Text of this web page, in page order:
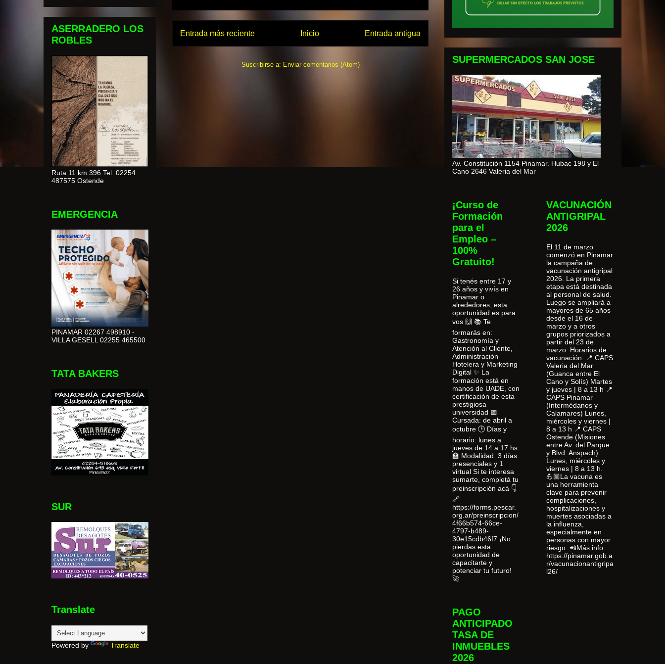
Entrada más reciente Entrada antigua
Inicio
Suscribirse a: Enviar comentarios (Atom)
ASERRADERO LOS
ROBLES
Ruta 11 km 396 Tel: 02254
487575 Ostende
EMERGENCIA
PINAMAR 02267 498910 -
VILLA GESELL 02255 465500
TATA BAKERS
SUR
Translate
Powered by Translate
SUPERMERCADOS SAN JOSE
Av. Constitución 1154 Pinamar. Hubac 198 y El
Cano 2646 Valeria del Mar
¡Curso de
Formación
para el
Empleo –
100%
Gratuito!
Si tenés entre 17 y
26 años y vivís en
Pinamar o
alrededores, esta
oportunidad es para
vos 🙌 📚 Te
formarás en:
Gastronomía y
Atención al Cliente,
Administración
Hotelera y Marketing
Digital ✨ La
formación está en
manos de UADE, con
certificación de esta
prestigiosa
universidad 📅
Cursada: de abril a
octubre 🕒 Días y
horario: lunes a
jueves de 14 a 17 hs
🏫 Modalidad: 3 días
presenciales y 1
virtual Si te interesa
sumarte, completá tu
preinscripción acá 👇
🔗
https://forms.pescar.
org.ar/preinscripcion/
4f66b574-66ce-
4797-b489-
30e15cdb46f7 ¡No
pierdas esta
oportunidad de
capacitarte y
potenciar tu futuro!
🚀
PAGO
ANTICIPADO
TASA DE
INMUEBLES
2026
VACUNACIÓN
ANTIGRIPAL
2026
El 11 de marzo
comenzó en Pinamar
la campaña de
vacunación antigripal
2026. La primera
etapa está destinada
al personal de salud.
Luego se ampliará a
mayores de 65 años
desde el 16 de
marzo y a otros
grupos priorizados a
partir del 23 de
marzo. Horarios de
vacunación: 📍 CAPS
Valeria del Mar
(Guanca entre El
Cano y Solís) Martes
y jueves | 8 a 13 h 📍
CAPS Pinamar
(Intermédanos y
Calamares) Lunes,
miércoles y viernes |
8 a 13 h 📍 CAPS
Ostende (Misiones
entre Av. del Parque
y Blvd. Anspach)
Lunes, miércoles y
viernes | 8 a 13 h.
💪🏼La vacuna es
una herramienta
clave para prevenir
complicaciones,
hospitalizaciones y
muertes asociadas a
la influenza,
especialmente en
personas con mayor
riesgo. 📲Más info:
https://pinamar.gob.a
r/vacunacionantigripa
l26/